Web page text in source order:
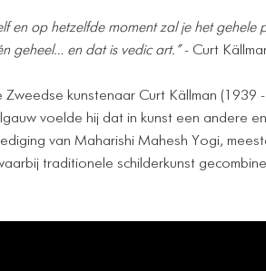
en op hetzelfde moment zal je het gehele
geheel… en dat is vedic art.”- Curt
kunstenaar Curt Källman (1939
voelde hij dat in kunst een andere
van Maharishi Mahesh Yogi,
traditionele schilderkunst